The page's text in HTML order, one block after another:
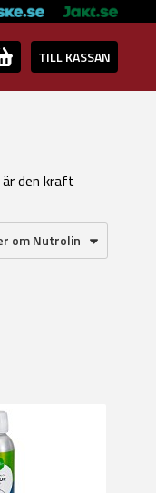
TILL KASSAN
den kraft
om Nutrolin